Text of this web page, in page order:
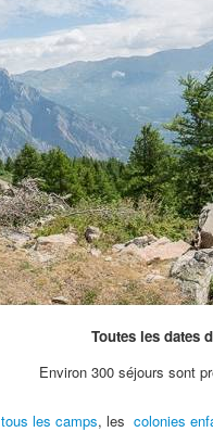
Toutes les dates
Environ 300 séjours sont
tous les camps, les colonies